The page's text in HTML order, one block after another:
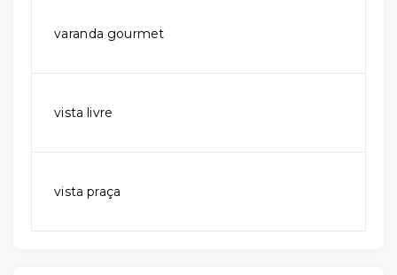
varanda gourmet
vista livre
vista praça